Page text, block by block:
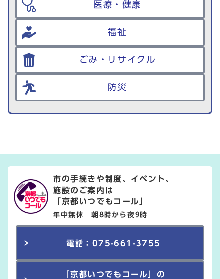
医療・健康
福祉
ごみ・リサイクル
防災
市の手続きや制度、イベント、
施設のご案内は
「京都いつでもコール」
年中無休 朝8時から夜9時
電話：075-661-3755
「京都いつでもコール」の